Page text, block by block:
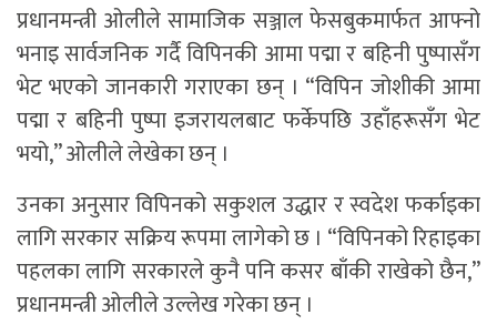
प्रधानमन्त्री ओलीले सामाजिक सञ्जाल फेसबुकमार्फत आफ्नो
भनाइ सार्वजनिक गर्दै विपिनकी आमा पद्मा र बहिनी पुष्पासँग
भेट भएको जानकारी गराएका छन् । “विपिन जोशीकी आमा
पद्मा र बहिनी पुष्पा इजरायलबाट फर्केपछि उहाँहरूसँग भेट
भयो,” ओलीले लेखेका छन् ।
उनका अनुसार विपिनको सकुशल उद्धार र स्वदेश फर्काइका
लागि सरकार सक्रिय रूपमा लागेको छ । “विपिनको रिहाइका
पहलका लागि सरकारले कुनै पनि कसर बाँकी राखेको छैन,”
प्रधानमन्त्री ओलीले उल्लेख गरेका छन् ।